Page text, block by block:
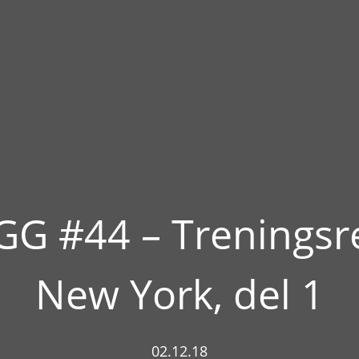
#44 –
New York, del 1
02.12.18